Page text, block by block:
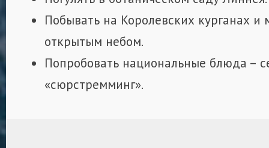
Побывать на Королевских курганах и
открытым небом.
Попробовать национальные блюда –
«сюрстремминг».